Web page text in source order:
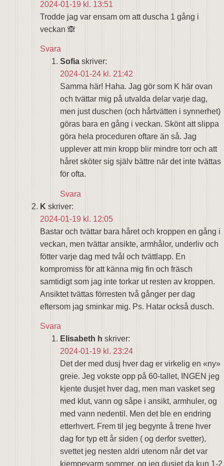
2024-01-19 kl. 13:51
Trodde jag var ensam om att duscha 1 gång i
veckan 🙈
Svara
Sofia skriver:
2024-01-24 kl. 21:42
Samma här! Haha. Jag gör som K här ovan
och tvättar mig på utvalda delar varje dag,
men just duschen (och hårtvätten i synnerhet)
göras bara en gång i veckan. Skönt att slippa
göra hela proceduren oftare än så. Jag
upplever att min kropp blir mindre torr och att
håret sköter sig själv bättre när det inte tvättas
för ofta.
Svara
K skriver:
2024-01-19 kl. 12:05
Bastar och tvättar bara håret och kroppen en gång i
veckan, men tvättar ansikte, armhålor, underliv och
fötter varje dag med tvål och tvättlapp. En
kompromiss för att känna mig fin och fräsch
samtidigt som jag inte torkar ut resten av kroppen.
Ansiktet tvättas förresten två gånger per dag
eftersom jag sminkar mig. Ps. Hatar också dusch.
Svara
Elisabeth h skriver:
2024-01-19 kl. 23:24
Det der med dusj hver dag er virkelig en «ny»
greie. Jeg vokste opp på 60-tallet, INGEN jeg
kjente dusjet hver dag, men man vasket seg
med klut, vann og såpe i ansikt, armhuler, og
med vann nedentil. Men det ble en endring
etterhvert. Frem til jeg begynte å trene hver
dag for typ ett år siden ( og derfor svetter),
svettet jeg nesten aldri utenom når det var
kjempevarm sommer, og jeg dusjet da kun 1-2